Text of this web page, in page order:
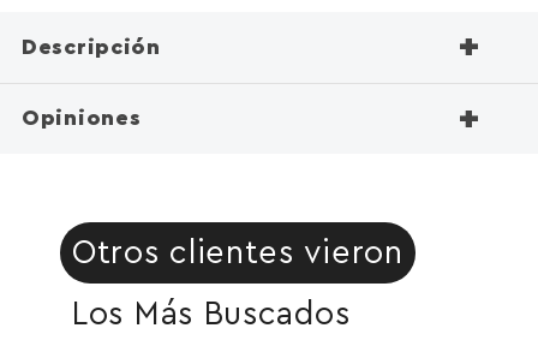
Descripción +
Opiniones +
Otros clientes vieron
Los Más Buscados